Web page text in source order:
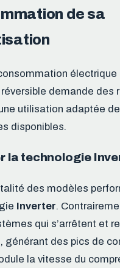
de sa
électrique
demande des
utilisation adaptée
disponibles.
la technologie
des modèles
Inverter.
qui s’arrêtent et
générant des pics de
la vitesse du